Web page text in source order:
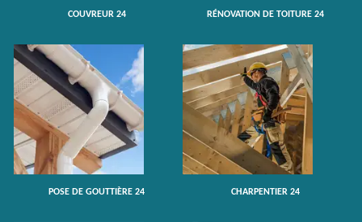
COUVREUR 24 RÉNOVATION DE TOITURE 24
POSE DE GOUTTIÈRE 24 CHARPENTIER 24